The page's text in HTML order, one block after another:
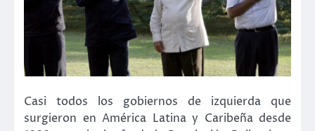
Casi todos los gobiernos de izquierda que
surgieron en América Latina y Caribeña desde